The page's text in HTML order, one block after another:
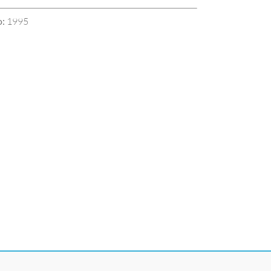
1995